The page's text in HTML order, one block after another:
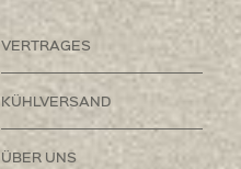
VERTRAGES
KÜHLVERSAND
ÜBER UNS